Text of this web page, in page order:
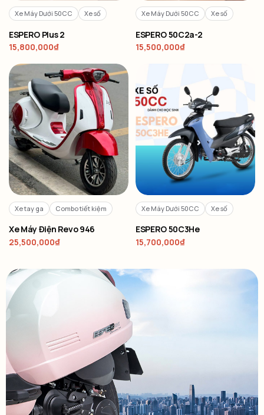
Xe Máy Dưới 50CC Xe số
ESPERO Plus 2
15,800,000₫
Xe Máy Dưới 50CC Xe số
ESPERO 50C2a-2
15,500,000₫
Xe tay ga Combo tiết kiệm
Xe Máy Điện Revo 946
25,500,000₫
Xe Máy Dưới 50CC Xe số
ESPERO 50C3He
15,700,000₫